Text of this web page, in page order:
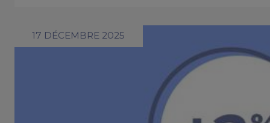
17 DÉCEMBRE 2025